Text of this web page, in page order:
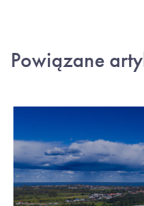
Powiązane